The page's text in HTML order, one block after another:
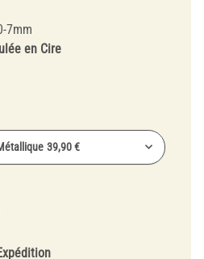
7mm
en Cire
39,90 €